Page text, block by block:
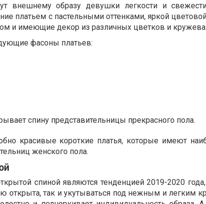
внешнему образу девушки легкости и
платьем с пастельными оттенками, яркой
и имеющие декор из различных цветков и кружева.
фасоны платьев:
спину представительницы прекрасного пола.
красивые короткие платья, которые имеют
женского пола.
спиной являются тенденцией 2019-2020
открыта, так и укутываться под нежным и легким